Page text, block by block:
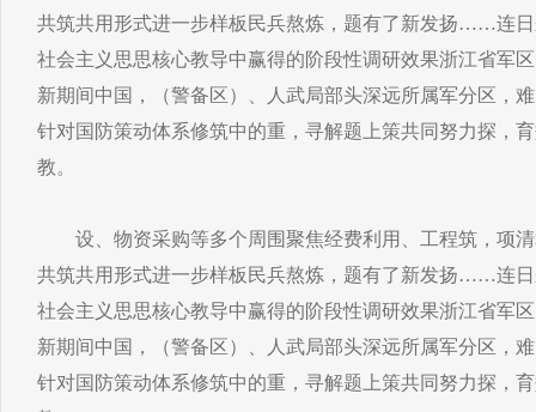
共筑共用形式进一步样板民兵熬炼，题有了新发扬……连
社会主义思思核心教导中赢得的阶段性调研效果浙江省军
新期间中国，（警备区）、人武局部头深远所属军分区，
针对国防策动体系修筑中的重，寻解题上策共同努力探，
教。
设、物资采购等多个周围聚焦经费利用、工程筑，项清
共筑共用形式进一步样板民兵熬炼，题有了新发扬……连
社会主义思思核心教导中赢得的阶段性调研效果浙江省军
新期间中国，（警备区）、人武局部头深远所属军分区，
针对国防策动体系修筑中的重，寻解题上策共同努力探，